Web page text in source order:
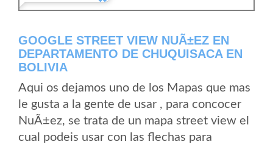
GOOGLE STREET VIEW NUÃ±EZ EN
DEPARTAMENTO DE CHUQUISACA EN
BOLIVIA
Aqui os dejamos uno de los Mapas que mas
le gusta a la gente de usar , para concocer
NuÃ±ez, se trata de un mapa street view el
cual podeis usar con las flechas para